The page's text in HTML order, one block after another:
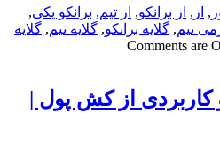
, از , از برانکو, از تیم, برانکو یکی,
تیم, گلایه برانکو, گلایه تیم, گلایه
Comments are
کاربردی از کش پول |